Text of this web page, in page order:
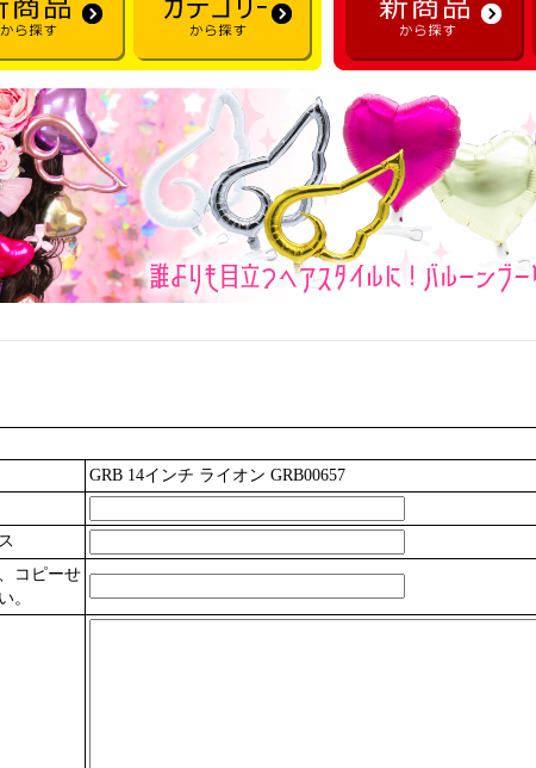
GRB 14インチ ライオン GRB00657
コピーせ
。